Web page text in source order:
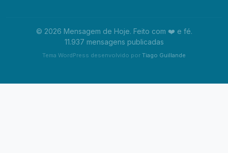
© 2026 Mensagem de Hoje. Feito com ❤️ e fé.
11.937 mensagens publicadas
Tema WordPress desenvolvido por Tiago Guillande